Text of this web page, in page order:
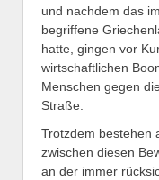
und nachdem das
begriffene
hatte, gingen vor
wirtschaftlichen
Menschen gegen
Straße.
Trotzdem bestehen
zwischen diesen
an der immer